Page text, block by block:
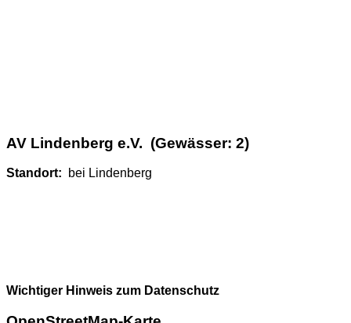
AV Lindenberg e.V. (Gewässer: 2)
Standort: bei Lindenberg
Wichtiger Hinweis zum Datenschutz